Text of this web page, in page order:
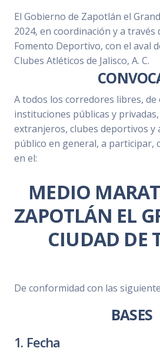
El Gobierno de Zapotlán el
2024, en coordinación y a través
Fomento Deportivo, con el aval
Clubes Atléticos de Jalisco, A. C.
A todos los corredores libres, de
instituciones públicas y
extranjeros, clubes deportivos y
público en general, a participar,
en el:
MEDIO
ZAPOTLÁN EL
CIUDAD DE
De conformidad con las
BASES
1. Fecha